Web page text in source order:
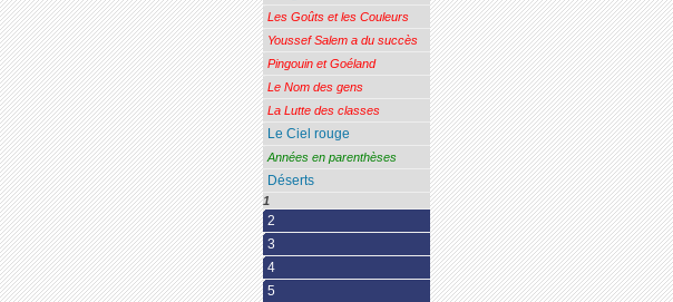
Les Goûts et les Couleurs
Youssef Salem a du succès
Pingouin et Goéland
Le Nom des gens
La Lutte des classes
Le Ciel rouge
Années en parenthèses
Déserts
1
2
3
4
5